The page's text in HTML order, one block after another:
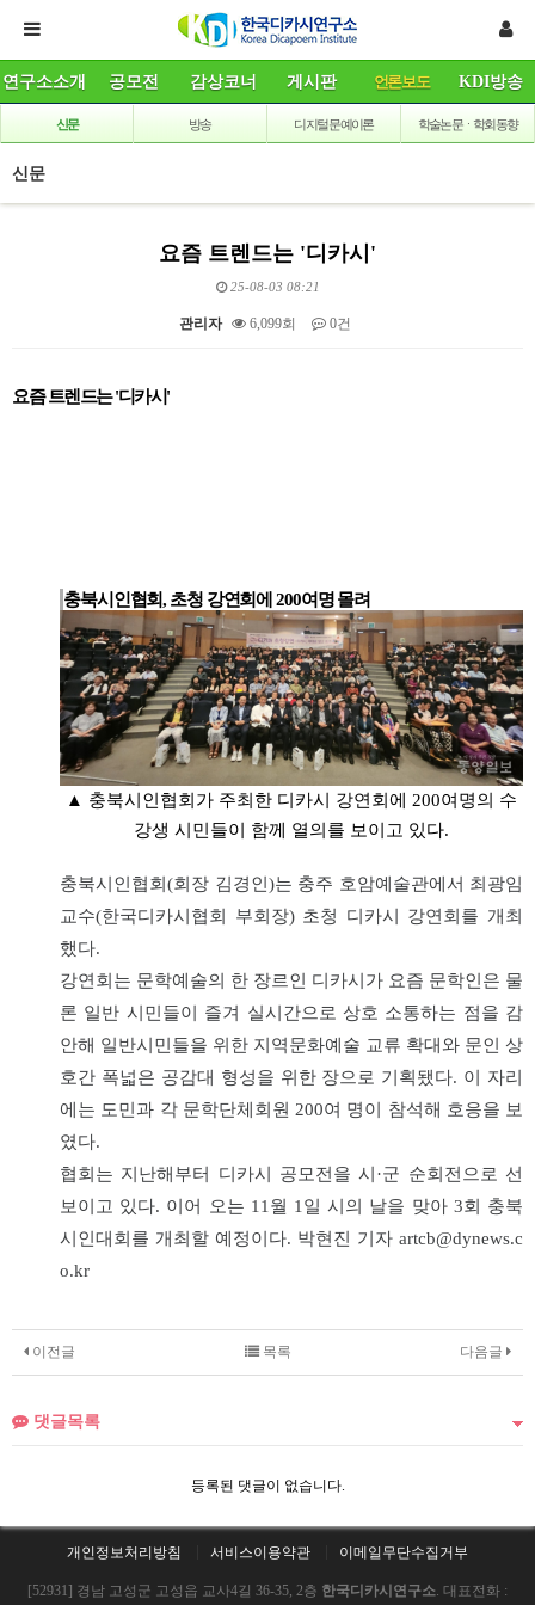
연구소소개 공모전 감상코너 게시판 언론보도 KDI방송
신문 방송 디지털 문예이론 학술논문ㆍ학회동향
신문
요즘 트렌드는 '디카시'
25-08-03 08:21
관리자 6,099회 0건
요즘 트렌드는 '디카시'
충북시인협회, 초청 강연회에 200여명 몰려
▲ 충북시인협회가 주최한 디카시 강연회에 200여명의 수
강생 시민들이 함께 열의를 보이고 있다.
충북시인협회(회장 김경인)는 충주 호암예술관에서 최광임
교수(한국디카시협회 부회장) 초청 디카시 강연회를 개최
했다.
강연회는 문학예술의 한 장르인 디카시가 요즘 문학인은 물
론 일반 시민들이 즐겨 실시간으로 상호 소통하는 점을 감
안해 일반시민들을 위한 지역문화예술 교류 확대와 문인 상
호간 폭넓은 공감대 형성을 위한 장으로 기획됐다. 이 자리
에는 도민과 각 문학단체회원 200여 명이 참석해 호응을 보
였다.
협회는 지난해부터 디카시 공모전을 시·군 순회전으로 선
보이고 있다. 이어 오는 11월 1일 시의 날을 맞아 3회 충북
시인대회를 개최할 예정이다. 박현진 기자 artcb@dynews.c
o.kr
이전글 다음글
목록
댓글목록
등록된 댓글이 없습니다.
개인정보처리방침 서비스이용약관 이메일무단수집거부
[52931] 경남 고성군 고성읍 교사4길 36-35, 2층 한국디카시연구소 . 대표전화 :